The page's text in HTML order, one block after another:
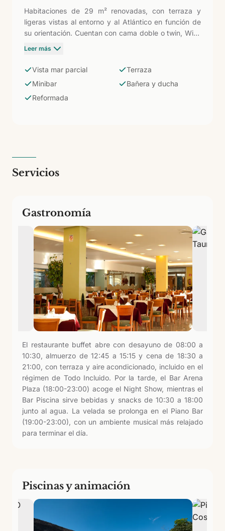
Habitaciones de 29 m² renovadas, con terraza y
ligeras vistas al entorno y al Atlántico en función de
su orientación. Cuentan con cama doble o twin, WiFi,
TV, minibar, baño completo con bañera y ducha y
comodidad y cercanía a la playa de Taurito.
Leer más
Vista mar parcial
Terraza
Minibar
Bañera y ducha
Reformada
Servicios
Gastronomía
El restaurante buffet abre con desayuno de 08:00 a
10:30, almuerzo de 12:45 a 15:15 y cena de 18:30 a
21:00, con terraza y aire acondicionado, incluido en el
régimen de Todo Incluido. Por la tarde, el Bar Arena
Plaza (18:00-23:00) acoge el Night Show, mientras el
Bar Piscina sirve bebidas y snacks de 10:30 a 18:00
junto al agua. La velada se prolonga en el Piano Bar
(19:00-23:00), con un ambiente musical más relajado
para terminar el día.
Piscinas y animación